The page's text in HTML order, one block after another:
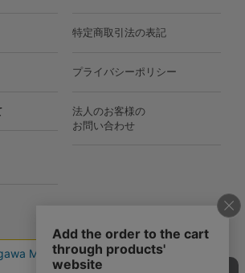
特定商取引法の表記
プライバシーポリシー
法人のお客様の
お問い合わせ